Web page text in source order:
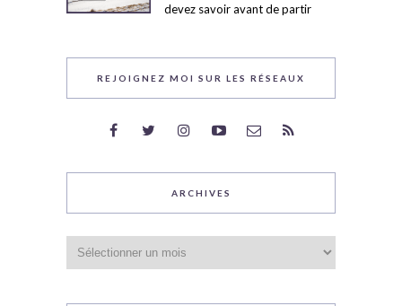
devez savoir avant de partir
REJOIGNEZ MOI SUR LES RÉSEAUX
ARCHIVES